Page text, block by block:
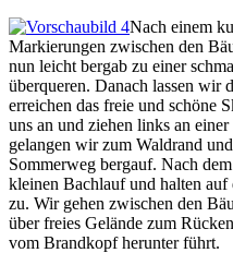
Nach einem
Markierungen zwischen den
nun leicht bergab zu einer
überqueren. Danach lassen wir
erreichen das freie und schöne
uns an und ziehen links an
gelangen wir zum Waldrand
Sommerweg bergauf. Nach
kleinen Bachlauf und halten
zu. Wir gehen zwischen den
über freies Gelände zum
vom Brandkopf herunter führt.